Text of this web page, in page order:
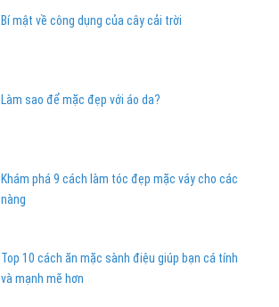
Bí mật về công dụng của cây cải trời
Làm sao để mặc đẹp với áo da?
Khám phá 9 cách làm tóc đẹp mặc váy cho các
nàng
Top 10 cách ăn mặc sành điệu giúp bạn cá tính
và mạnh mẽ hơn